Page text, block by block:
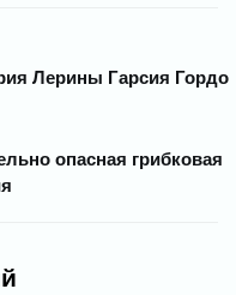
Лерины Гарсия Гордо
опасная грибковая